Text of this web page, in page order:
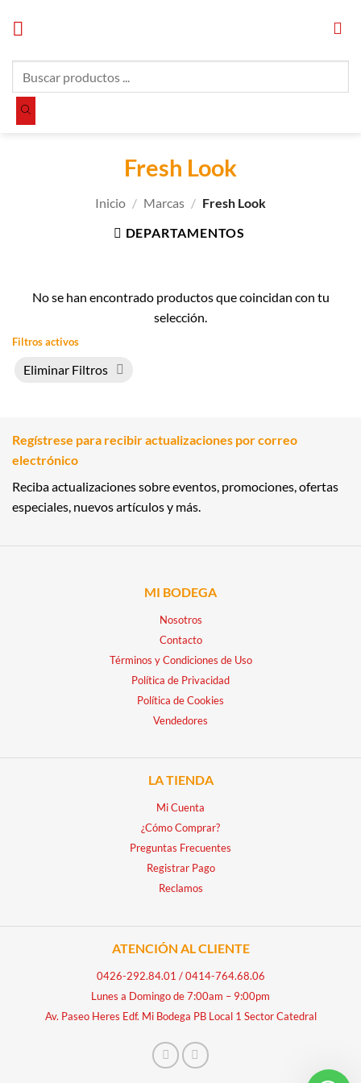
productos
Fresh Look
Inicio / Marcas / Fresh Look
DEPARTAMENTOS
No se han encontrado productos que coincidan con tu
selección.
Filtros activos
Eliminar Filtros
Regístrese para recibir actualizaciones por correo
electrónico
Reciba actualizaciones sobre eventos, promociones, ofertas
especiales, nuevos artículos y más.
MI BODEGA
Nosotros
Contacto
Términos y Condiciones de Uso
Política de Privacidad
Política de Cookies
Vendedores
LA TIENDA
Mi Cuenta
¿Cómo Comprar?
Preguntas Frecuentes
Registrar Pago
Reclamos
ATENCIÓN AL CLIENTE
0426-292.84.01 /0414-764.68.06
Lunes a Domingo de 7:00am – 9:00pm
Av. Paseo Heres Edf. Mi Bodega PB Local 1 Sector Catedral